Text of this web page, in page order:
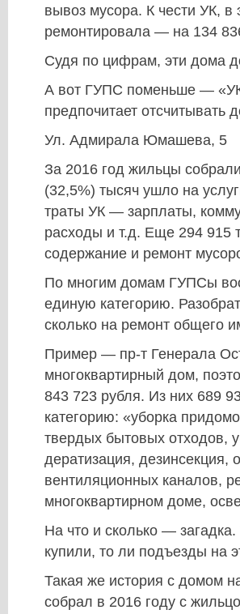
вывоз мусора. К чести УК,
ремонтировала — на 134
Судя по цифрам, эти дома
А вот ГУПС поменьше — «УК
предпочитает отсчитывать
Ул. Адмирала Юмашева, 5
За 2016 год жильцы
(32,5%) тысяч ушло на
траты УК — зарплаты,
расходы и т.д. Еще 294 915
содержание и ремонт
По многим домам ГУПСы
единую категорию.
сколько на ремонт общего
Пример — пр-т Генерала
многоквартирный дом,
843 723 рубля. Из них 689
категорию: «уборка
твердых бытовых отходов,
дератизация,
вентиляционных каналов,
многоквартирном доме,
На что и сколько —
купили, то ли подъезды на
Такая же история с домом
собрал в 2016 году с